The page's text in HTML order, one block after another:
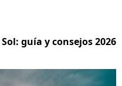
guía y consejos 2026